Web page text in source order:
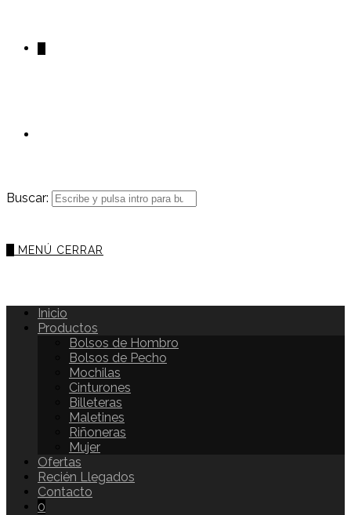
Buscar:
MENÚ CERRAR
Inicio
Productos
Bolsos de Hombro
Bolsos de Pecho
Mochilas
Cinturones
Billeteras
Maletines
Riñoneras
Mujer
Ofertas
Recién Llegados
Contacto
0